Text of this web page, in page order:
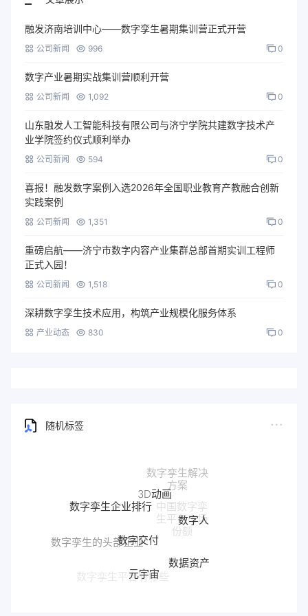
融发济南培训中心——数字孪生暑期集训营正式开营
公司新闻 996 0
数字产业暑期实战集训营顺利开营
公司新闻 1,092 0
山东融发人工智能科技有限公司与济宁学院共建数字技术产
业学院签约仪式顺利举办
公司新闻 594 0
喜报！融发数字案例入选2026年全国职业教育产教融合创新
实践案例
公司新闻 1,351 0
重磅启航——济宁市数字内容产业集群总部首期实训工程师
正式入园！
公司新闻 1,518 0
深耕数字孪生技术应用，构筑产业规模化服务体系
产业动态 830 0
随机标签
计 - 数字孪生
数字孪生平台哪家
数字孪生平台有哪些
数字孪生企业排行
3D动画
数字人
数据资产
元宇宙
数字交付